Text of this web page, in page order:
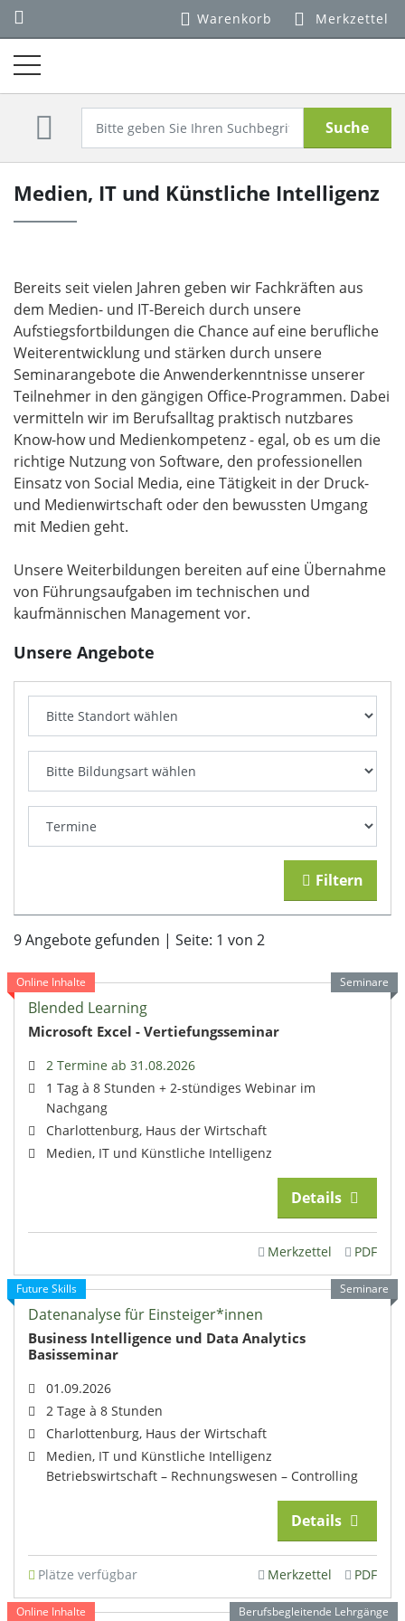
Warenkorb Merkzettel
Suche
Medien, IT und Künstliche Intelligenz
Bereits seit vielen Jahren geben wir Fachkräften aus
dem Medien- und IT-Bereich durch unsere
Aufstiegsfortbildungen die Chance auf eine berufliche
Weiterentwicklung und stärken durch unsere
Seminarangebote die Anwenderkenntnisse unserer
Teilnehmer in den gängigen Office-Programmen. Dabei
vermitteln wir im Berufsalltag praktisch nutzbares
Know-how und Medienkompetenz - egal, ob es um die
richtige Nutzung von Software, den professionellen
Einsatz von Social Media, eine Tätigkeit in der Druck-
und Medienwirtschaft oder den bewussten Umgang
mit Medien geht.
Unsere Weiterbildungen bereiten auf eine Übernahme
von Führungsaufgaben im technischen und
kaufmännischen Management vor.
Unsere Angebote
Filtern
9 Angebote gefunden | Seite: 1 von 2
Blended Learning
Microsoft Excel - Vertiefungsseminar
2 Termine ab 31.08.2026
1 Tag à 8 Stunden + 2-stündiges Webinar im
Nachgang
Charlottenburg, Haus der Wirtschaft
Medien, IT und Künstliche Intelligenz
Details
Merkzettel PDF
Seminare
Online Inhalte
Datenanalyse für Einsteiger*innen
Business Intelligence und Data Analytics
Basisseminar
01.09.2026
2 Tage à 8 Stunden
Charlottenburg, Haus der Wirtschaft
Medien, IT und Künstliche Intelligenz
Betriebswirtschaft – Rechnungswesen – Controlling
Details
Plätze verfügbar Merkzettel PDF
Seminare
Future Skills
Berufsbegleitende Lehrgänge
Online Inhalte